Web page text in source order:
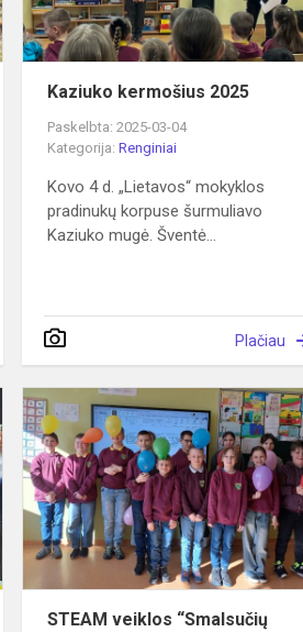
Kaziuko kermošius 2025
Paskelbta: 2025-03-04
Kategorija:Renginiai
Kovo 4 d. „Lietavos“ mokyklos
pradinukų korpuse šurmuliavo
Kaziuko mugė. Šventė...
Plačiau
Kalba
–
tai
mūsų
pasaulis
STEAM veiklos “Smalsučių